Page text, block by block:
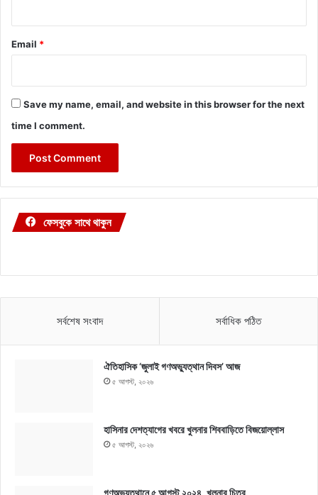
Email *
Save my name, email, and website in this browser for the next
time I comment.
ফেসবুকে সাথে থাকুন
সর্বশেষ সংবাদ সর্বাধিক পঠিত
ঐতিহাসিক ‘জুলাই গণঅভ্যুত্থান দিবস’ আজ
৫ আগস্ট, ২০২৬
হাসিনার দেশত্যাগের খবরে খুলনার শিববাড়িতে বিজয়োল্লাস
৫ আগস্ট, ২০২৬